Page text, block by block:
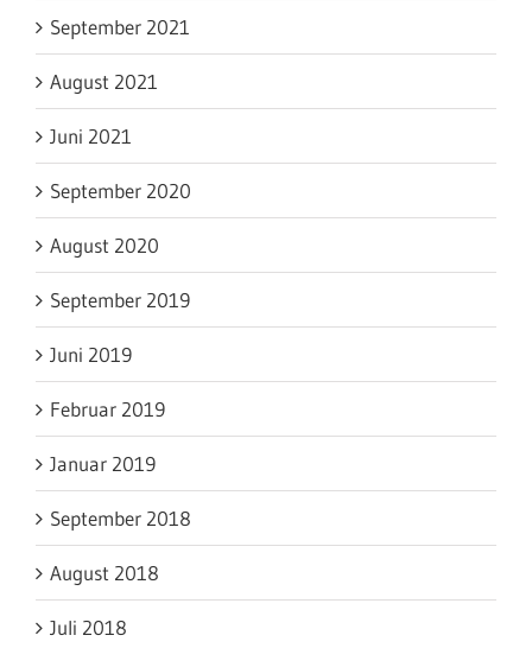
September 2021
August 2021
Juni 2021
September 2020
August 2020
September 2019
Juni 2019
Februar 2019
Januar 2019
September 2018
August 2018
Juli 2018